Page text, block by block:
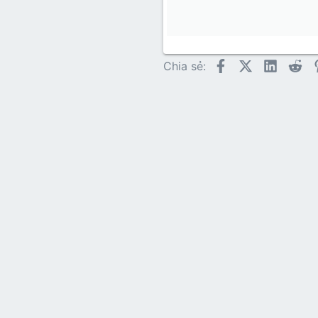
Chia sẻ: FacebookX (Twitter)